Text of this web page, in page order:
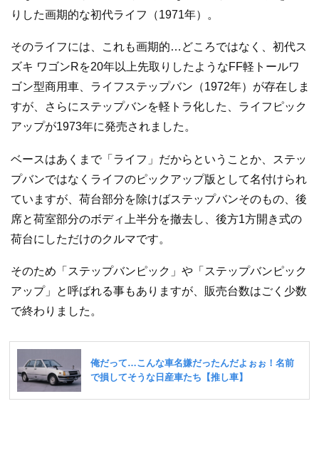
りした画期的な初代ライフ（1971年）。
そのライフには、これも画期的…どころではなく、初代ス
ズキ ワゴンRを20年以上先取りしたようなFF軽トールワ
ゴン型商用車、ライフステップバン（1972年）が存在しま
すが、さらにステップバンを軽トラ化した、ライフピック
アップが1973年に発売されました。
ベースはあくまで「ライフ」だからということか、ステッ
プバンではなくライフのピックアップ版として名付けられ
ていますが、荷台部分を除けばステップバンそのもの、後
席と荷室部分のボディ上半分を撤去し、後方1方開き式の
荷台にしただけのクルマです。
そのため「ステップバンピック」や「ステップバンピック
アップ」と呼ばれる事もありますが、販売台数はごく少数
で終わりました。